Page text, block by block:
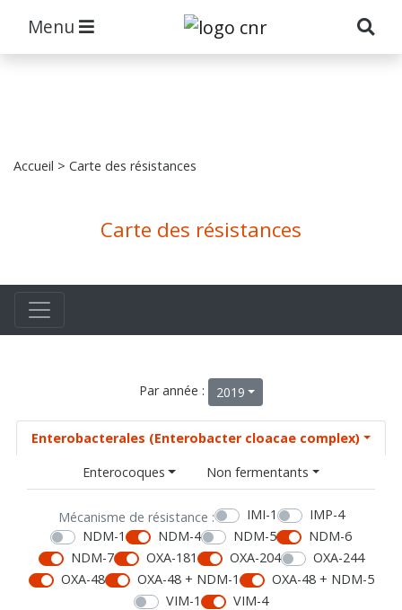
Menu
Accueil > Carte des résistances
Carte des résistances
Par année : 2019
Enterobacterales (Enterobacter cloacae complex)
Enterocoques
Non fermentants
Mécanisme de résistance : IMI-1
IMP-4
NDM-1
NDM-4 NDM-5
NDM-6
NDM-7
OXA-181 OXA-204
OXA-244
OXA-48
OXA-48 + NDM-1
OXA-48 + NDM-5
VIM-1
VIM-4